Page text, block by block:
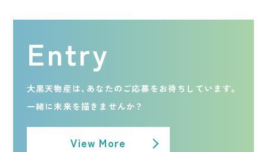
Entry
大黒天物産は、あなたのご応募をお待ちしています。
一緒に未来を描きませんか？
View More